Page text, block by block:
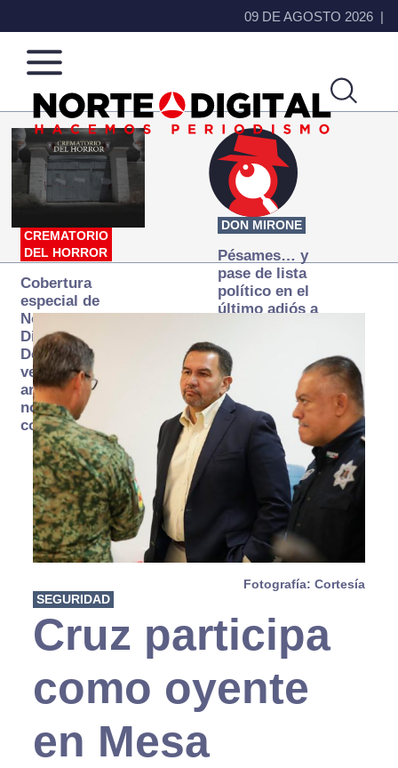
09 DE AGOSTO 2026
Norte
de
Ciudad
Más
que
noticias,
hacemos periodismo
CREMATORIO
DEL HORROR
Cobertura
especial de
Norte
Digital:
Donde la
verdad
arde… pero
no se
consume
DON MIRONE
Pésames… y
pase de lista
político en el
último adiós a
Fotografía: Cortesía
SEGURIDAD
Cruz participa
como oyente
en Mesa